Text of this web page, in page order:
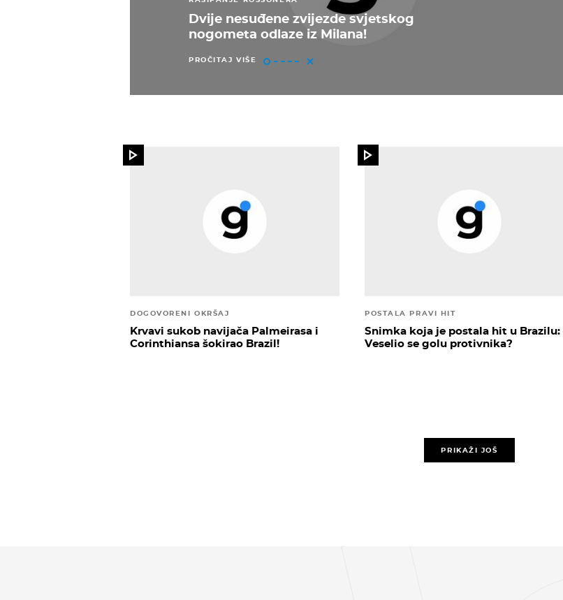
Dvije nesuđene zvijezde svjetskog
nogometa odlaze iz Milana!
PROČITAJ VIŠE
DOGOVORENI OKRŠAJ
Krvavi sukob navijača Palmeirasa i
Corinthiansa šokirao Brazil!
POSTALA PRAVI HIT
Snimka koja je postala hit u Brazilu:
Veselio se golu protivnika?
PRIKAŽI JOŠ